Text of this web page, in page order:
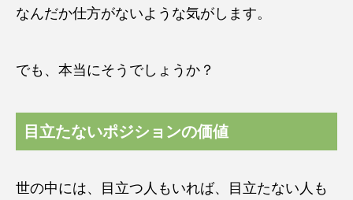
なんだか仕方がないような気がします。
でも、本当にそうでしょうか？
目立たないポジションの価値
世の中には、目立つ人もいれば、目立たない人も